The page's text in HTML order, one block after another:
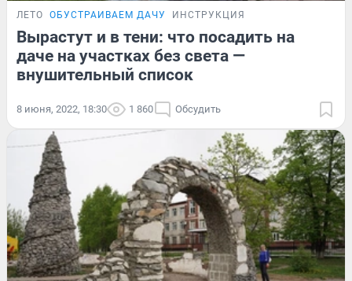
ЛЕТО ОБУСТРАИВАЕМ ДАЧУ ИНСТРУКЦИЯ
Вырастут и в тени: что посадить на
даче на участках без света —
внушительный список
8 июня, 2022, 18:30 1 860 Обсудить